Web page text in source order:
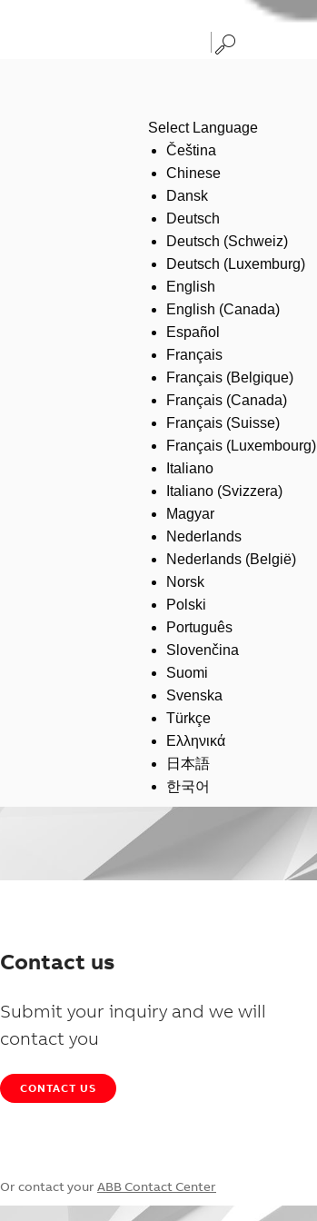
Select Language
Čeština
Chinese
Dansk
Deutsch
Deutsch (Schweiz)
Deutsch (Luxemburg)
English
English (Canada)
Español
Français
Français (Belgique)
Français (Canada)
Français (Suisse)
Français (Luxembourg)
Italiano
Italiano (Svizzera)
Magyar
Nederlands
Nederlands (België)
Norsk
Polski
Português
Slovenčina
Suomi
Svenska
Türkçe
Ελληνικά
日本語
한국어
Contact us
Submit your inquiry and we will
contact you
CONTACT US
Or contact your ABB Contact Center